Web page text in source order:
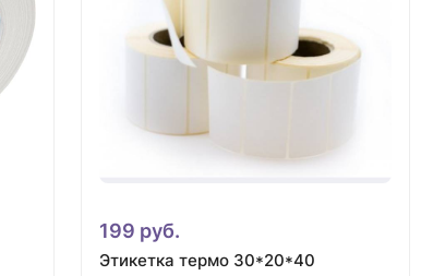
199 руб.
Этикетка термо 30*20*40